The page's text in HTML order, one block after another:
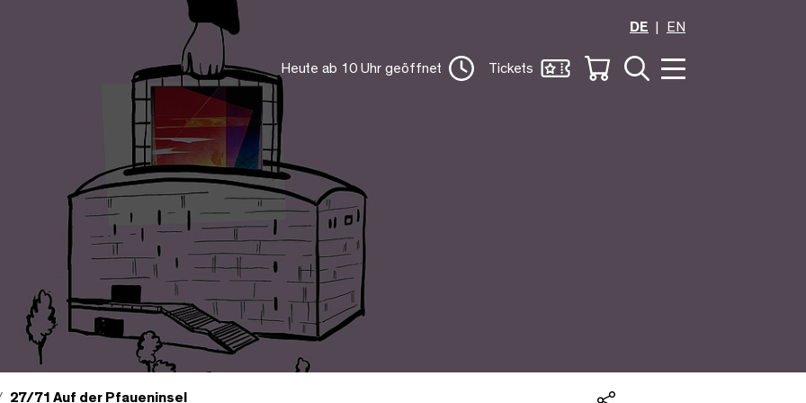
DE
EN
Heute ab 10 Uhr geöffnet Tickets
27/71 Auf der Pfaueninsel